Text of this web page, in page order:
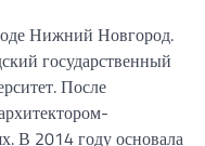
Нижний Новгород.
государственный
После
В 2014 году основала